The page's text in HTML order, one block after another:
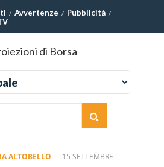
Avvertenze
Pubblicità
ALTOBELLO - 15 SETTEMBRE